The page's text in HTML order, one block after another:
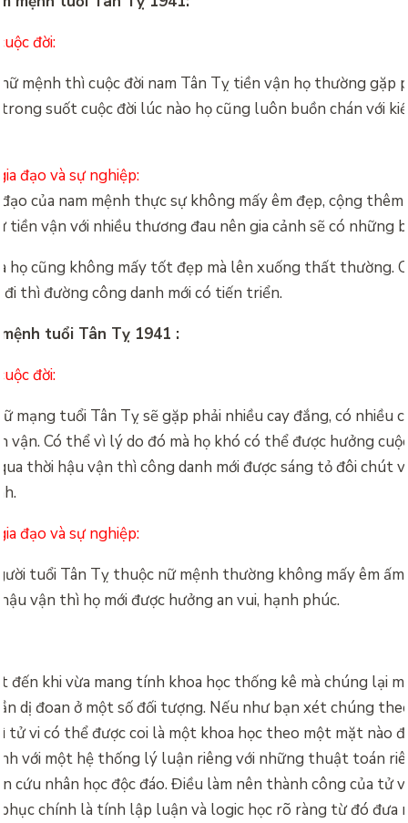
đời:
mệnh thì cuộc đời nam Tân Tỵ tiền vận họ thường gặp
suốt cuộc đời lúc nào họ cũng luôn buồn chán với
đạo và sự nghiệp:
của nam mệnh thực sự không mấy êm đẹp, cộng thêm
tiền vận với nhiều thương đau nên gia cảnh sẽ có những
họ cũng không mấy tốt đẹp mà lên xuống thất thường.
thì đường công danh mới có tiến triển.
tuổi Tân Tỵ 1941 :
đời:
mạng tuổi Tân Tỵ sẽ gặp phải nhiều cay đắng, có nhiều
Có thể vì lý do đó mà họ khó có thể được hưởng
thời hậu vận thì công danh mới được sáng tỏ đôi chút
đạo và sự nghiệp:
tuổi Tân Tỵ thuộc nữ mệnh thường không mấy êm
vận thì họ mới được hưởng an vui, hạnh phúc.
đến khi vừa mang tính khoa học thống kê mà chúng lại
dị đoan ở một số đối tượng. Nếu như bạn xét chúng
tử vi có thể được coi là một khoa học theo một mặt nào
với một hệ thống lý luận riêng với những thuật toán
cứu nhân học độc đáo. Điều làm nên thành công của tử
chính là tính lập luận và logic học rõ ràng từ đó đưa